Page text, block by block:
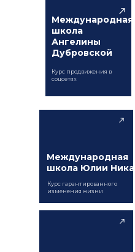
Международная
школа
Ангелины
Дубровской
Курс продвижения в
соцсетях
Курс гарантированного
изменения жизни
Международная
школа Юлии Никас